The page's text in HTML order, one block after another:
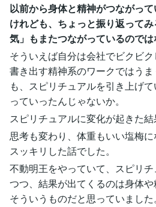
以前から身体と精神がつながっ
けれども、ちょっと振り返って
気」もまたつながっているのでは
そういえば自分は会社でビクビ
書き出す精神系のワークではう
も、スピリチュアルを引き上げ
っていったんじゃないか。
スピリチュアルに変化が起きた結
思考も変わり、体重もいい塩梅
スッキリした話でした。
不動明王をやっていて、スピリ
つつ、結果が出てくるのは身体や
そういうものだと思っていました。